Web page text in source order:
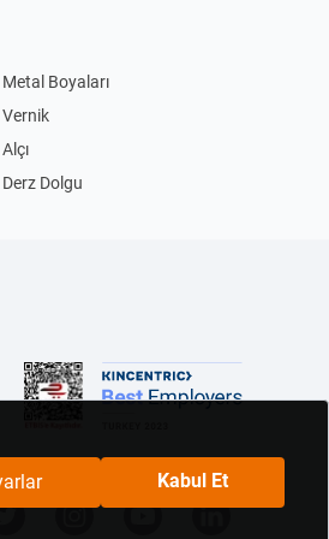
Metal Boyaları
Vernik
Alçı
Derz Dolgu
Şişme Yatak
Çanak Lavabolar
Yapışkanlı Askılar